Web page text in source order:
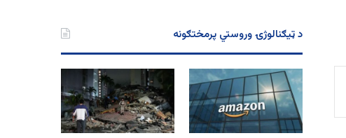
د ټیګنالوژۍ وروستي پرمختګونه